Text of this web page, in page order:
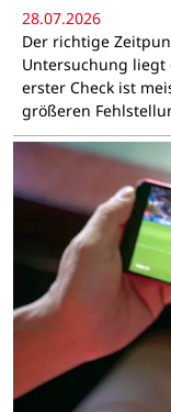
28.07.2026
Der richtige
Untersuchung liegt
erster Check ist
größeren